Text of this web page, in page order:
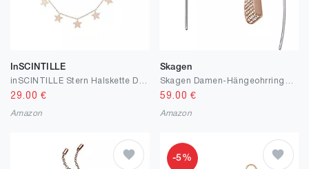
InSCINTILLE
29.00 €
Amazon
Skagen
59.00 €
Amazon
-5%